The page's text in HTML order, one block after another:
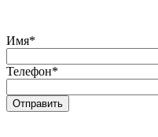
Имя*
Телефон*